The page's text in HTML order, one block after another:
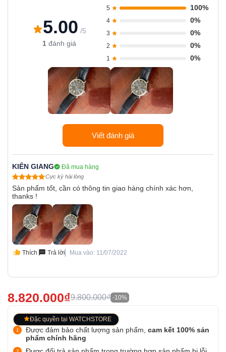
5.00 /5
1 đánh giá
5 100%
4 0%
3 0%
2 0%
1 0%
Viết đánh giá
KIÊN GIANG Đã mua hàng
Cực kỳ hài lòng
Sản phẩm tốt, cần có thông tin giao hàng chính xác hơn,
thanks !
Thích Trả lời Mua vào: 11/07/2022
8.820.000₫9.800.000₫ -10%
Đặc quyền tại WATCHSTORE
Được đảm bảo chất lượng sản phẩm, cam kết 100% sản
phẩm chính hãng